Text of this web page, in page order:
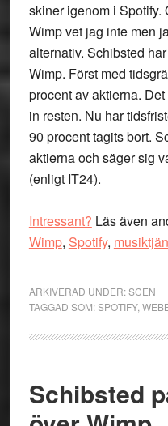
skiner igenom i Spotify.
Wimp vet jag inte men
alternativ. Schibsted
Wimp. Först med
procent av aktierna.
in resten. Nu har
90 procent tagits bort.
aktierna och säger sig
(enligt IT24).
Intressant? Läs även
Wimp, Spotify,
ARKIVERAD UNDER:SCEN
TAGGAD SOM:SPOTIFY,
Schibsted